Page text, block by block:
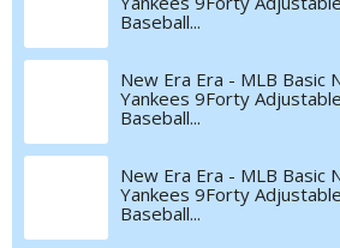
Baseball...
New Era Era - MLB Basic
Yankees 9Forty
Baseball...
New Era Era - MLB Basic
Yankees 9Forty
Baseball...